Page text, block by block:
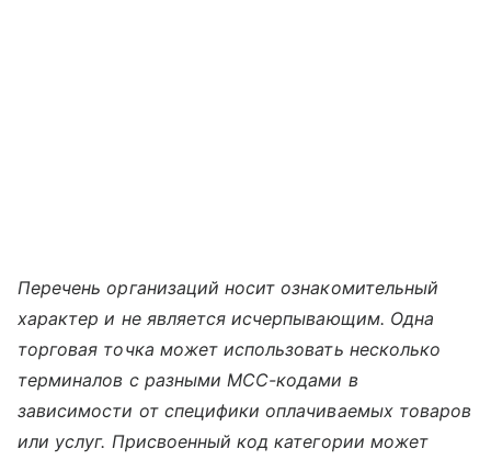
Перечень организаций носит ознакомительный
характер и не является исчерпывающим. Одна
торговая точка может использовать несколько
терминалов с разными MCC-кодами в
зависимости от специфики оплачиваемых товаров
или услуг. Присвоенный код категории может